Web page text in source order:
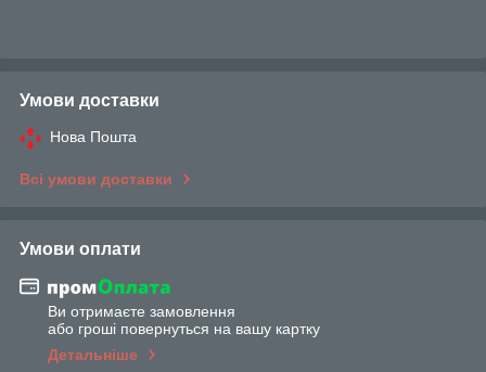
Умови доставки
Нова Пошта
Всі умови доставки
Умови оплати
Ви отримаєте замовлення
або гроші повернуться на вашу картку
Детальніше